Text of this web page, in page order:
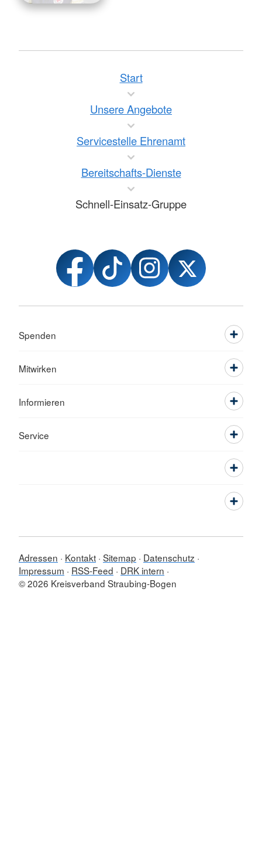
Start
Unsere Angebote
Servicestelle Ehrenamt
Bereitschafts-Dienste
Schnell-Einsatz-Gruppe
Spenden
Mitwirken
Informieren
Service
Adressen Kontakt Sitemap
Datenschutz
Impressum
RSS-Feed
DRK intern
© 2026 Kreisverband Straubing-Bogen